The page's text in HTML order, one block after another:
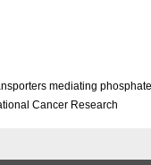
mediating
Cancer Research